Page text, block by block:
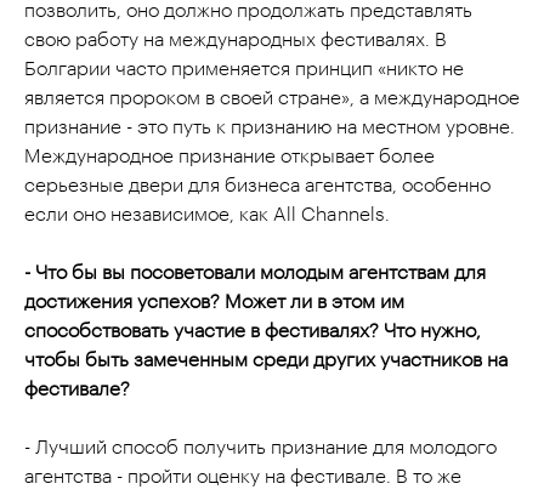
позволить, оно должно продолжать представлять
свою работу на международных фестивалях. В
Болгарии часто применяется принцип «никто не
является пророком в своей стране», а международное
признание - это путь к признанию на местном уровне.
Международное признание открывает более
серьезные двери для бизнеса агентства, особенно
если оно независимое, как All Channels.
- Что бы вы посоветовали молодым агентствам для
достижения успехов? Может ли в этом им
способствовать участие в фестивалях? Что нужно,
чтобы быть замеченным среди других участников на
фестивале?
- Лучший способ получить признание для молодого
агентства - пройти оценку на фестивале. В то же